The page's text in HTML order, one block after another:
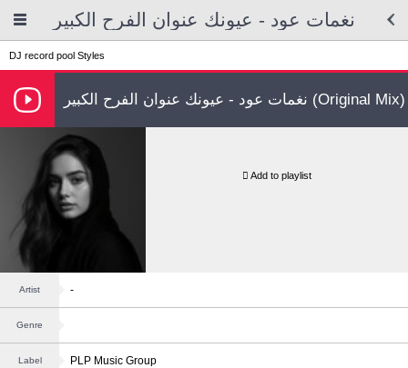
نغمات عود - عيونك عنوان الفرح الكبير
DJ record pool Styles
نغمات عود - عيونك عنوان الفرح الكبير (Original Mix)
Add to playlist
Artist -
Genre
Label PLP Music Group